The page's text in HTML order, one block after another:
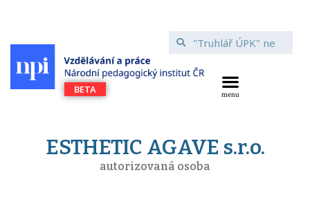
ESTHETIC AGAVE s.r.o.
autorizovaná osoba